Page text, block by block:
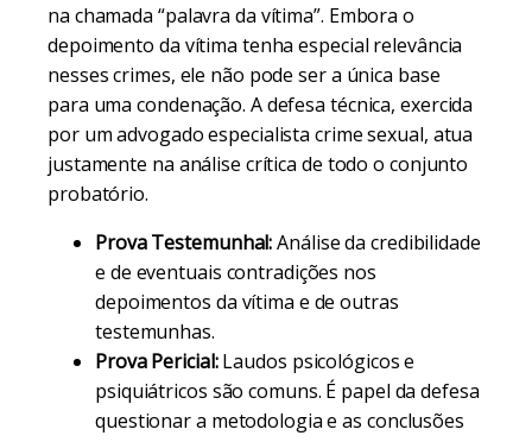
na chamada “palavra da vítima”. Embora o
depoimento da vítima tenha especial relevância
nesses crimes, ele não pode ser a única base
para uma condenação. A defesa técnica, exercida
por um advogado especialista crime sexual, atua
justamente na análise crítica de todo o conjunto
probatório.
Prova Testemunhal:Análise da credibilidade
e de eventuais contradições nos
depoimentos da vítima e de outras
testemunhas.
Prova Pericial:Laudos psicológicos e
psiquiátricos são comuns. É papel da defesa
questionar a metodologia e as conclusões